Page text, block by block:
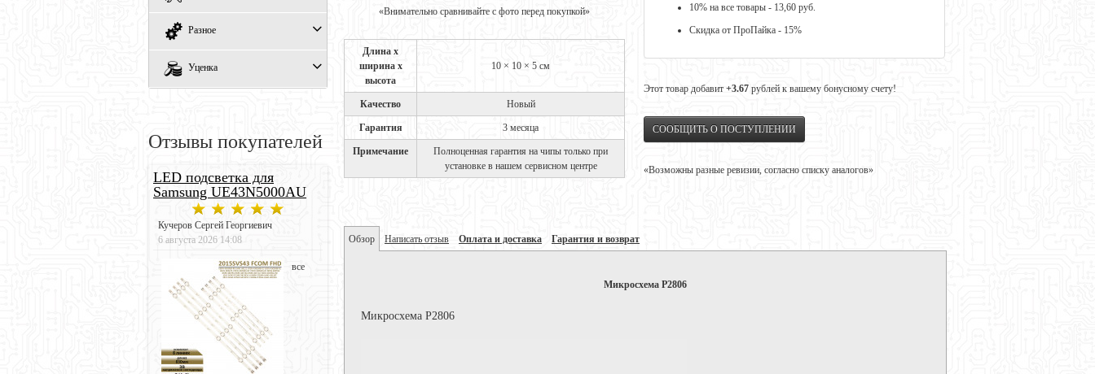
Разное
Уценка
Отзывы покупателей
LED подсветка для
Samsung UE43N5000AU
Кучеров Сергей Георгиевич
6 августа 2026 14:08
все
«Внимательно сравнивайте с фото перед покупкой»
Длина х
ширина х
высота
10 × 10 × 5 см
Качество Новый
Гарантия 3 месяца
Примечание
Полноценная гарантия на чипы только при
установке в нашем сервисном центре
10% на все товары - 13,60 руб.
Скидка от ПроПайка - 15%
Этот товар добавит +3.67 рублей к вашему бонусному счету!
СООБЩИТЬ О ПОСТУПЛЕНИИ
«Возможны разные ревизии, согласно списку аналогов»
Обзор Написать отзыв Оплата и доставка Гарантия и возврат
Микросхема P2806
Микросхема P2806